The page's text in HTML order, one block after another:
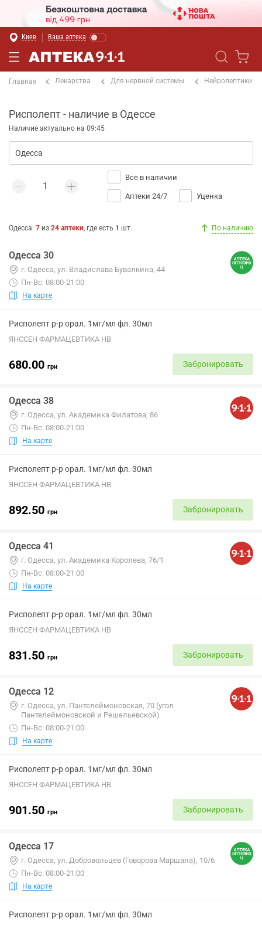
Киев Ваша аптека
Главная Лекарства Для нервной системы Нейролептики
Рисполепт - наличие в Одессе
Наличие актуально на 09:45
Все в наличии
Аптеки 24/7 Уценка
Одесса: 7 из 24 аптеки, где есть 1 шт. По наличию
Одесса 30
г. Одесса, ул. Владислава Бувалкина, 44
Пн-Вс: 08:00-21:00
На карте
Рисполепт р-р орал. 1мг/мл фл. 30мл
ЯНССЕН ФАРМАЦЕВТИКА НВ
680.00 грн Забронировать
Одесса 38
г. Одесса, ул. Академика Филатова, 86
Пн-Вс: 08:00-21:00
На карте
Рисполепт р-р орал. 1мг/мл фл. 30мл
ЯНССЕН ФАРМАЦЕВТИКА НВ
892.50 грн Забронировать
Одесса 41
г. Одесса, ул. Академика Королева, 76/1
Пн-Вс: 08:00-21:00
На карте
Рисполепт р-р орал. 1мг/мл фл. 30мл
ЯНССЕН ФАРМАЦЕВТИКА НВ
831.50 грн Забронировать
Одесса 12
г. Одесса, ул. Пантелеймоновская, 70 (угол
Пантелеймоновской и Решельевской)
Пн-Вс: 08:00-21:00
На карте
Рисполепт р-р орал. 1мг/мл фл. 30мл
ЯНССЕН ФАРМАЦЕВТИКА НВ
901.50 грн Забронировать
Одесса 17
г. Одесса, ул. Добровольцев (Говорова Маршала), 10/6
Пн-Вс: 08:00-21:00
На карте
Рисполепт р-р орал. 1мг/мл фл. 30мл